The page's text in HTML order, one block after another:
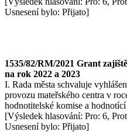
Usnesení bylo: Přijato]
1535/82/RM/2021 Grant
na rok 2022 a 2023
I. Rada města schvaluje
provozu mateřského centra v
hodnotitelské komise a
[Výsledek hlasování: Pro: 6,
Usnesení bylo: Přijato]